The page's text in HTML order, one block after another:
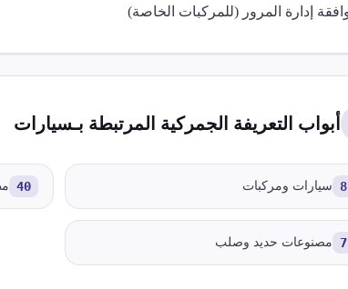
إدارة المرور (للمركبات الخاصة)
أبواب التعريفة الجمركية المرتبطة بـسيارات
سيارات ومركبات 40
مصنوعات حديد وصلب